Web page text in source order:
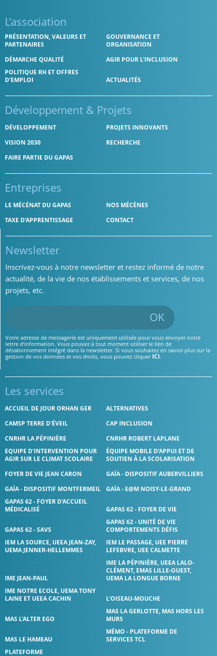
L’association
PRÉSENTATION, VALEURS ET
PARTENAIRES
GOUVERNANCE ET
ORGANISATION
DÉMARCHE QUALITÉ
AGIR POUR L'INCLUSION
POLITIQUE RH ET OFFRES
D'EMPLOI
ACTUALITÉS
Développement & Projets
DÉVELOPPEMENT
PROJETS INNOVANTS
VISION 2030
RECHERCHE
FAIRE PARTIE DU GAPAS
Entreprises
LE MÉCÉNAT DU GAPAS
NOS MÉCÈNES
TAXE D’APPRENTISSAGE
CONTACT
Newsletter
Inscrivez-vous à notre newsletter et restez informé de notre
actualité, de la vie de nos établissements et services, de nos
projets, etc.
OK
Votre adresse de messagerie est uniquement utilisée pour vous envoyer notre
lettre d’information. Vous pouvez à tout moment utiliser le lien de
désabonnement intégré dans la newsletter. Si vous souhaitez en savoir plus sur la
gestion de vos données et vos droits, vous pouvez cliquer ICI.
Les services
ACCUEIL DE JOUR ORHAN GER
ALTERNATIVES
CAMSP TERRE D'ÉVEIL
CAP INCLUSION
CNRHR LA PÉPINIÈRE
CNRHR ROBERT LAPLANE
EQUIPE D'INTERVENTION POUR
AGIR SUR LE CLIMAT SCOLAIRE
ÉQUIPE MOBILE D’APPUI ET DE
SOUTIEN À LA SCOLARISATION
FOYER DE VIE JEAN CARON
GAÏA - DISPOSITIF AUBERVILLIERS
GAÏA - DISPOSITIF MONTFERMEIL
GAÏA - E@M NOISY-LE-GRAND
GAPAS 62 - FOYER D'ACCUEIL
MÉDICALISÉ
GAPAS 62 - FOYER DE VIE
GAPAS 62 - SAVS
GAPAS 62 - UNITÉ DE VIE
COMPORTEMENTS DÉFIS
IEM LA SOURCE, UEEA JEAN-ZAY,
UEMA JENNER-HELLEMMES
IEM LE PASSAGE, UEE PIERRE
LEFEBVRE, UEE CALMETTE
IME JEAN-PAUL
IME LA PÉPINIÈRE, UEEA LALO-
CLÉMENT, EMAS LILLE-OUEST,
UEMA LA LONGUE BORNE
IME NOTRE ECOLE, UEMA TONY
LAINE ET UEEA CACHIN
L'OISEAU-MOUCHE
MAS L'ALTER EGO
MAS LA GERLOTTE, MAS HORS LES
MURS
MAS LE HAMEAU
MÉMO - PLATEFORME DE
SERVICES TCL
PLATEFORME